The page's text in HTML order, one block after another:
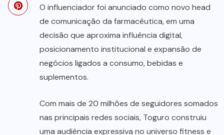
O influenciador foi anunciado como novo head
de comunicação da farmacêutica, em uma
decisão que aproxima influência digital,
posicionamento institucional e expansão de
negócios ligados a consumo, bebidas e
suplementos.
Com mais de 20 milhões de seguidores somados
nas principais redes sociais, Toguro construiu
uma audiência expressiva no universo fitness e